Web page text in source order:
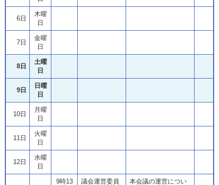
6日
木曜
日
7日
金曜
日
8日
土曜
日
9日
日曜
日
10日
月曜
日
11日
火曜
日
12日
水曜
日
9時13
議会運営委員
本会議の運営につい